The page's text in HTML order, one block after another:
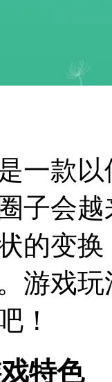
一款
子会
的变
游戏
！
特色